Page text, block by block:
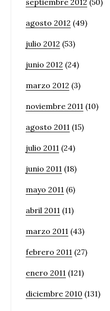
septiembre 2012 (50)
agosto 2012 (49)
julio 2012 (53)
junio 2012 (24)
marzo 2012 (3)
noviembre 2011 (10)
agosto 2011 (15)
julio 2011 (24)
junio 2011 (18)
mayo 2011 (6)
abril 2011 (11)
marzo 2011 (43)
febrero 2011 (27)
enero 2011 (121)
diciembre 2010 (131)